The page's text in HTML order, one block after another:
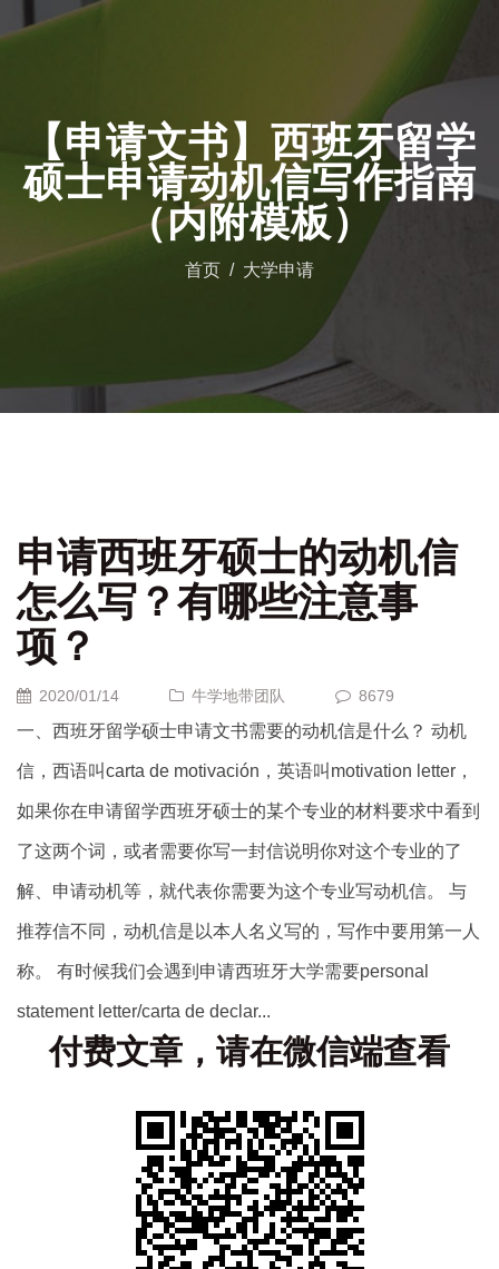
【申请文书】西班牙留学
硕士申请动机信写作指南
（内附模板）
首页 大学申请
申请西班牙硕士的动机信
怎么写？有哪些注意事
项？
2020/01/14 牛学地带团队 8679
一、西班牙留学硕士申请文书需要的动机信是什么？ 动机
信，西语叫carta de motivación，英语叫motivation letter，
如果你在申请留学西班牙硕士的某个专业的材料要求中看到
了这两个词，或者需要你写一封信说明你对这个专业的了
解、申请动机等，就代表你需要为这个专业写动机信。 与
推荐信不同，动机信是以本人名义写的，写作中要用第一人
称。 有时候我们会遇到申请西班牙大学需要personal
statement letter/carta de declar...
付费文章，请在微信端查看